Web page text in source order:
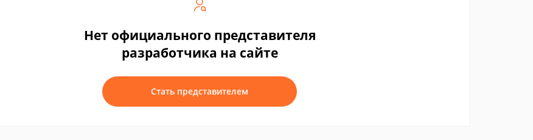
Нет официального представителя
разработчика на сайте
Стать представителем